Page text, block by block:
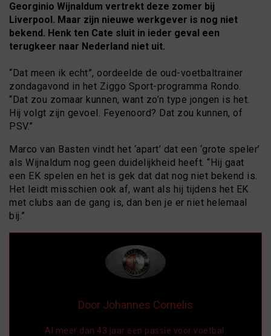
Georginio Wijnaldum vertrekt deze zomer bij
Liverpool. Maar zijn nieuwe werkgever is nog niet
bekend. Henk ten Cate sluit in ieder geval een
terugkeer naar Nederland niet uit.
“Dat meen ik echt”, oordeelde de oud-voetbaltrainer
zondagavond in het Ziggo Sport-programma Rondo.
“Dat zou zomaar kunnen, want zo’n type jongen is het.
Hij volgt zijn gevoel. Feyenoord? Dat zou kunnen, of
PSV.”
Marco van Basten vindt het ‘apart’ dat een ‘grote speler’
als Wijnaldum nog geen duidelijkheid heeft. “Hij gaat
een EK spelen en het is gek dat dat nog niet bekend is.
Het leidt misschien ook af, want als hij tijdens het EK
met clubs aan de gang is, dan ben je er niet helemaal
bij.”
Door Johannes Cornelis
Al meer dan 43 jaar een passie voor voetbal.